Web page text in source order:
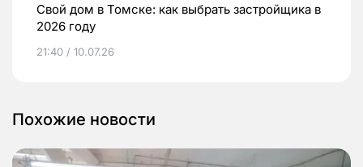
Свой дом в Томске: как выбрать застройщика в
2026 году
21:40 / 10.07.26
Похожие новости